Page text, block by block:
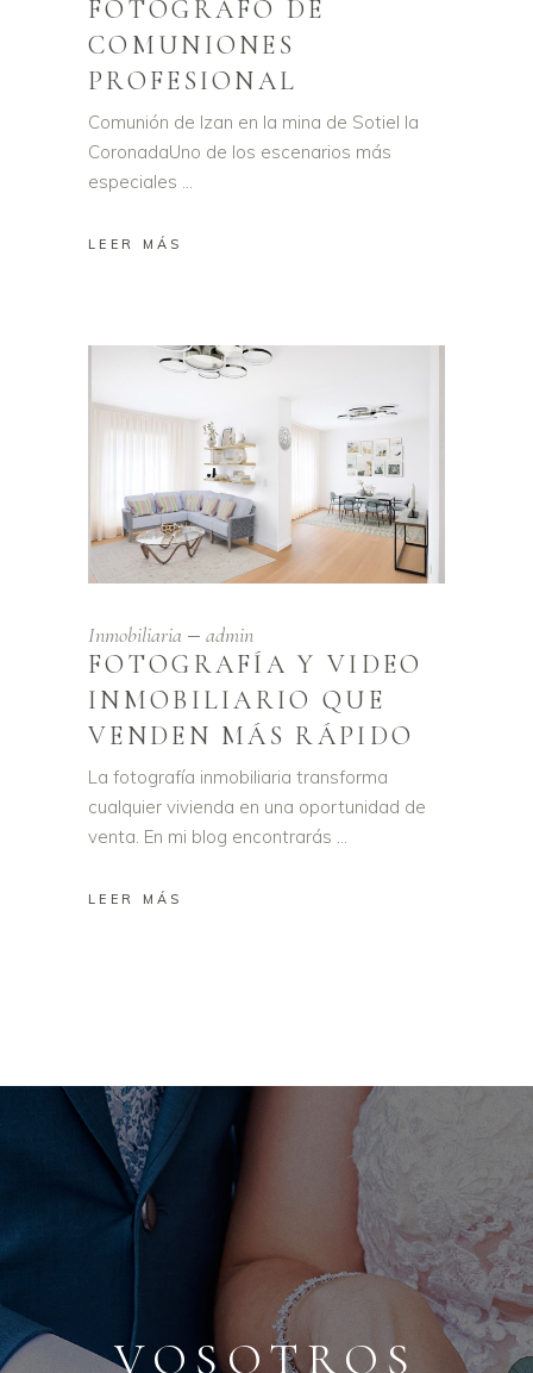
FOTÓGRAFO DE
COMUNIONES
PROFESIONAL
Comunión de Izan en la mina de Sotiel la
CoronadaUno de los escenarios más
especiales
LEER MÁS
Inmobiliaria admin
FOTOGRAFÍA Y VIDEO
INMOBILIARIO QUE
VENDEN MÁS RÁPIDO
La fotografía inmobiliaria transforma
cualquier vivienda en una oportunidad de
venta. En mi blog encontrarás
LEER MÁS
VOSOTROS